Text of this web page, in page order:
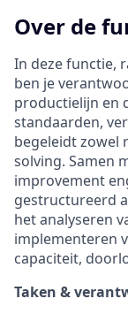
Over de
In deze functie,
ben je
productielijn en
standaarden,
begeleidt zowel
solving. Samen
improvement
gestructureerd
het analyseren
implementeren
capaciteit,
Taken &